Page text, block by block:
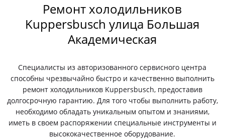
Ремонт холодильников
Kuppersbusch улица Большая
Академическая
Специалисты из авторизованного сервисного центра
способны чрезвычайно быстро и качественно выполнить
ремонт холодильников Kuppersbusch, предоставив
долгосрочную гарантию. Для того чтобы выполнить работу,
необходимо обладать уникальным опытом и знаниями,
иметь в своем распоряжении специальные инструменты и
высококачественное оборудование.